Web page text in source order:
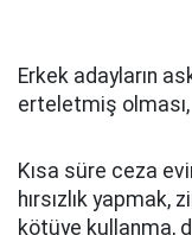
Erkek adayların
erteletmiş olması,
Kısa süre ceza
hırsızlık
kötüye kullanma,